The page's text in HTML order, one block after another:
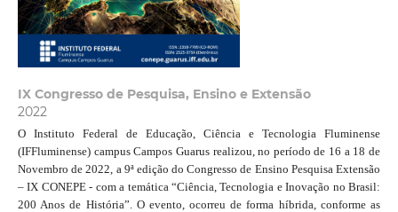
IX Congresso de Pesquisa, Ensino e Extensão
2022
O Instituto Federal de Educação, Ciência e Tecnologia Fluminense
(IFFluminense) campus Campos Guarus realizou, no período de 16 a 18 de
Novembro de 2022, a 9ª edição do Congresso de Ensino Pesquisa Extensão
– IX CONEPE - com a temática “Ciência, Tecnologia e Inovação no Brasil:
200 Anos de História”. O evento, ocorreu de forma híbrida, conforme as